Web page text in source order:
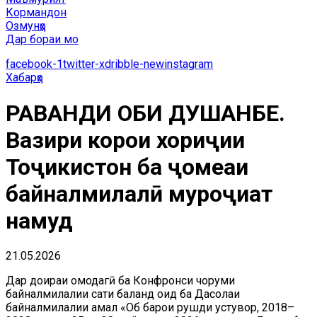
Кормандон
Озмунҳо
Дар бораи мо
facebook-1twitter-xdribble-newinstagram
Хабарҳо
РАВАНДИ ОБИ ДУШАНБЕ.
Вазири корҳои хориҷии
Тоҷикистон ба ҷомеаи
байналмилалӣ муроҷиат
намуд
21.05.2026
Дар доираи омодагӣ ба Конфронси чоруми
байналмилалии сатҳи баланд оид ба Даҳсолаи
байналмилалии амал «Об барои рушди устувор, 2018–